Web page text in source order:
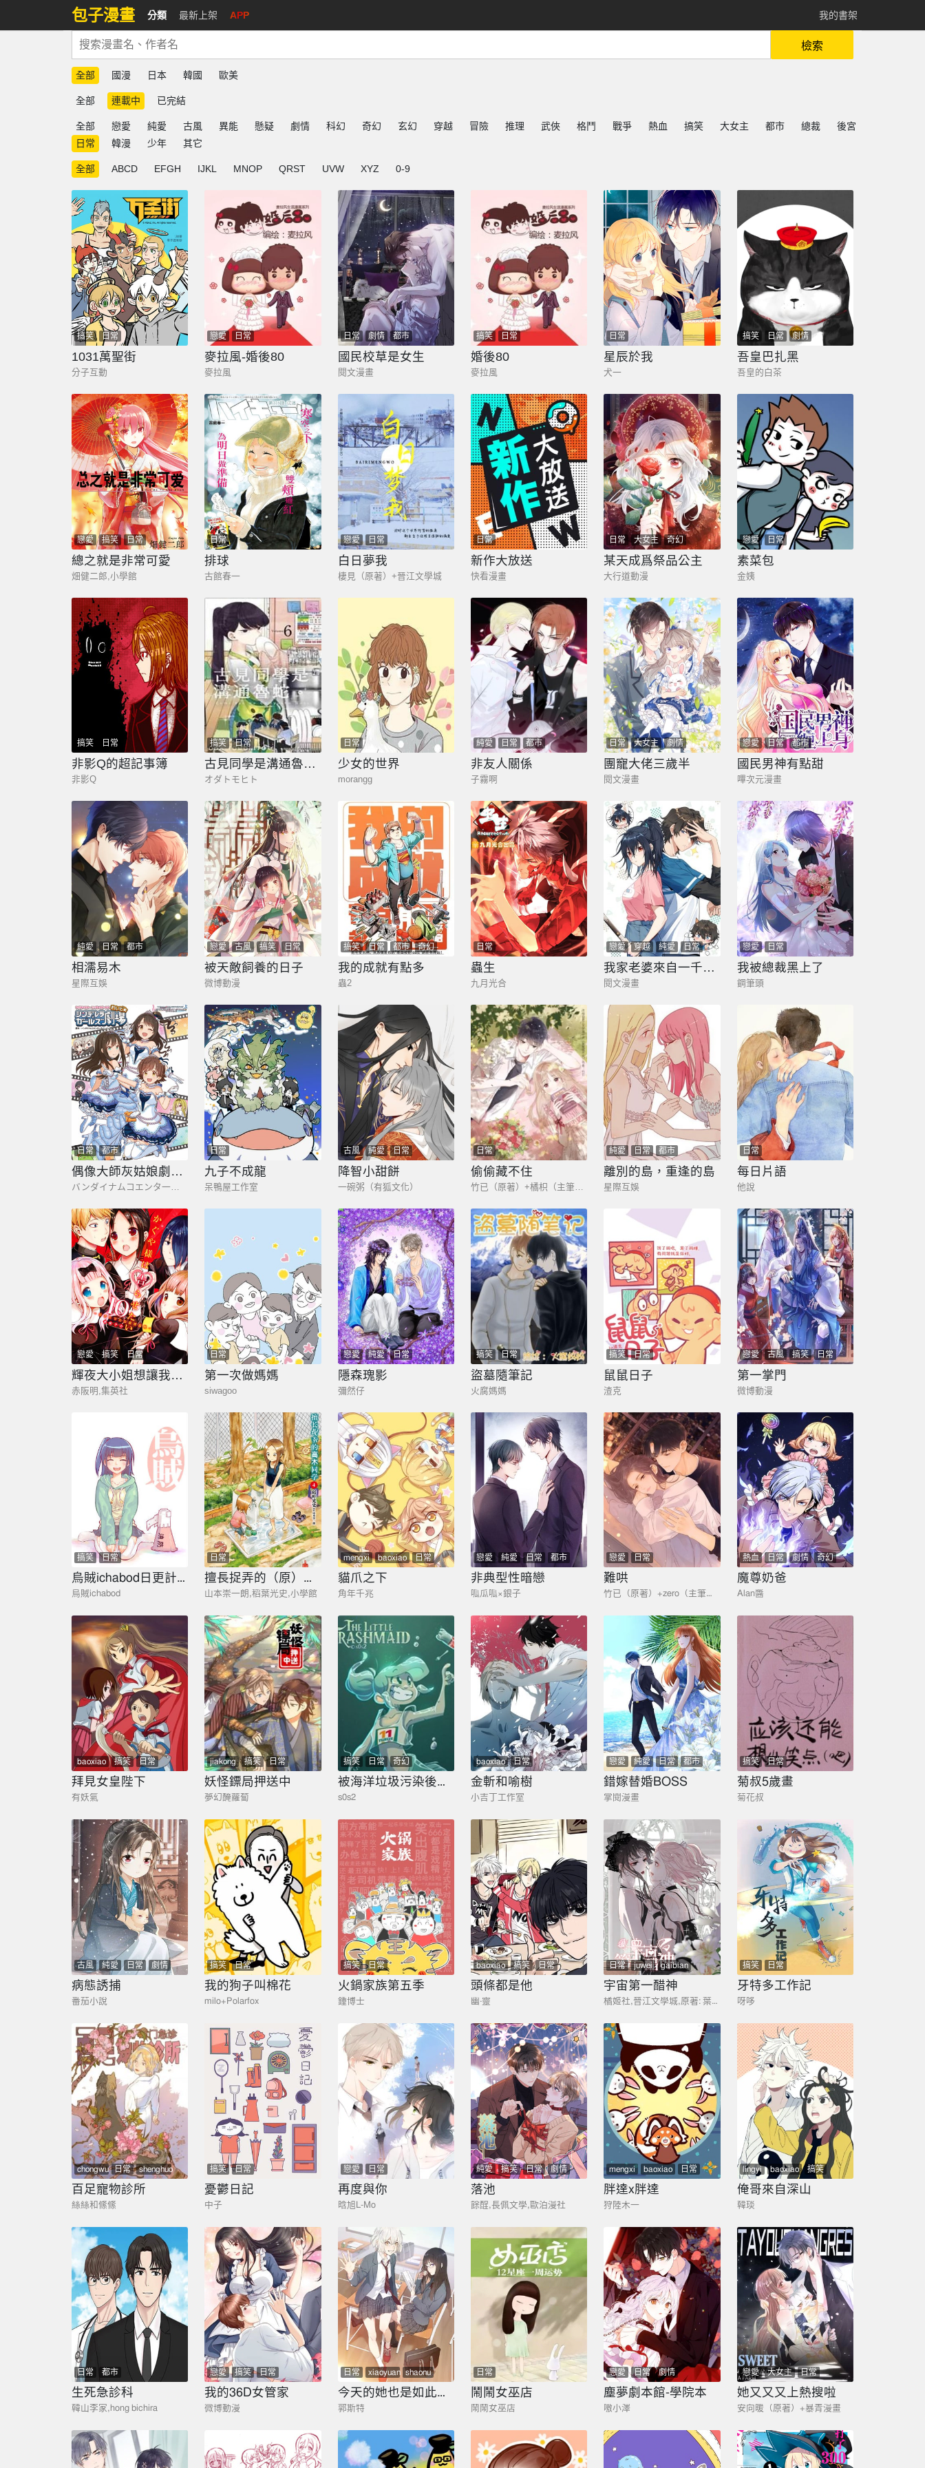
包子漫畫 分類 最新上架 APP 我的書架
檢索
全部 國漫 日本 韓國 歐美
全部 連載中 已完結
全部 戀愛 純愛 古風 異能 懸疑 劇情 科幻 奇幻 玄幻 穿越 冒險 推理 武俠 格鬥 戰爭 熱血 搞笑 大女主 都市 總裁
後宮
日常
韓漫 少年 其它
全部 ABCD EFGH IJKL MNOP QRST UVW XYZ 0-9
搞笑 日常
1031萬聖街
分子互動
戀愛 日常
麥拉風-婚後80
麥拉風
日常 劇情 都市
國民校草是女生
閱文漫畫
搞笑 日常
婚後80
麥拉風
日常
星辰於我
犬一
搞笑 日常 劇情
吾皇巴扎黑
吾皇的白茶
戀愛 搞笑 日常
總之就是非常可愛
畑健二郎,小學館
日常
排球
古館春一
戀愛 日常
白日夢我
棲見（原著）+晉江文學城
日常
新作大放送
快看漫畫
日常 大女主 奇幻
某天成爲祭品公主
大行道動漫
戀愛 日常
素菜包
金姨
搞笑 日常
非影Q的超記事簿
非影Q
搞笑 日常
古見同學是溝通魯蛇。
オダトモヒト
日常
少女的世界
morangg
純愛 日常 都市
非友人關係
子霧啊
日常 大女主 劇情
團寵大佬三歲半
閱文漫畫
戀愛 日常 都市
國民男神有點甜
嗶次元漫畫
純愛 日常 都市
相濡易木
星際互娛
戀愛 古風 搞笑
日常
劇情
奇幻
被天敵飼養的日子
微博動漫
搞笑 日常 都市 奇幻
我的成就有點多
蟲2
日常
蟲生
九月光合
戀愛 穿越 純愛
日常
都市
我家老婆來自一千年前
閱文漫畫
戀愛 日常
我被總裁黑上了
鋼筆頭
日常 都市
偶像大師灰姑娘劇場WIDE☆
日常
九子不成龍
呆鴨屋工作室
古風 純愛 日常
降智小甜餅
一碗粥（有狐文化）
日常
偷偷藏不住
純愛 日常 都市
離別的島，重逢的島
星際互娛
日常
每日片語
他說
戀愛 搞笑 日常
輝夜大小姐想讓我告白 -天才們的戀愛頭腦戰-
赤阪明,集英社
日常
第一次做媽媽
siwagoo
戀愛 純愛 日常
隱森瑰影
彌然仔
搞笑 日常
盜墓隨筆記
火腐媽媽
搞笑 日常
鼠鼠日子
渣克
戀愛 古風 搞笑
日常
劇情
奇幻
第一掌門
微博動漫
搞笑 日常
烏賊ichabod日更計劃
烏賊ichabod
日常
擅長捉弄的（原）高木同學
山本崇一朗,稻葉光史,小學館
mengxi baoxiao
日常
劇情
貓爪之下
角年千兆
戀愛 純愛 日常 都市
非典型性暗戀
呱瓜呱×銀子
戀愛 日常
難哄
竹已（原著）+zero（主筆）+郭曉（編劇）
熱血 日常 劇情 奇幻
魔尊奶爸
Alan醬
baoxiao 搞笑
日常
大女主
劇情
拜見女皇陛下
有妖氣
jiakong 搞笑
日常
qingchun
shenghuo
qingsong
妖怪鏢局押送中
夢幻醃蘿蔔
搞笑 日常 奇幻
被海洋垃圾污染後的小美人魚
s0s2
baoxiao 日常
金斬和喻樹
小吉丁工作室
戀愛 純愛 日常 都市
錯嫁替婚BOSS
掌閱漫畫
搞笑 日常
菊叔5歲畫
菊花叔
古風 純愛 日常 劇情
病態誘捕
番茄小說
搞笑 日常
我的狗子叫棉花
milo+Polarfox
搞笑 日常
火鍋家族第五季
鍾博士
baoxiao 搞笑 日常
頭條都是他
幽·靈
日常 juwei gaibian
宇宙第一醋神
橘姬社,晉江文學城,原著: 葉澀,映夢社
搞笑 日常
牙特多工作記
呀哆
chongwu 日常
shenghuo
wenxin
zhiyu
百足寵物診所
絲絲和絛絛
搞笑 日常
憂鬱日記
中子
戀愛 日常
再度與你
晗旭L-Mo
純愛 搞笑 日常
劇情
gaibian
xiaoyuan
落池
餘酲,長佩文學,歐泊漫社
mengxi baoxiao
日常
zhiyu
胖達x胖達
狩陸木一
lingyi baoxiao
搞笑
日常
xiaoyuan
俺哥來自深山
韓琰
日常 都市
生死急診科
韓山李家,hong bichira
戀愛 搞笑 日常
我的36D女管家
微博動漫
日常 xiaoyuan
shaonu
今天的她也是如此可愛
郭斯特
日常
鬧鬧女巫店
鬧鬧女巫店
戀愛 日常 劇情
塵夢劇本館-學院本
嗷小澤
戀愛 大女主 日常
她又又又上熱搜啦
安向暖（原著）+暴青漫畫